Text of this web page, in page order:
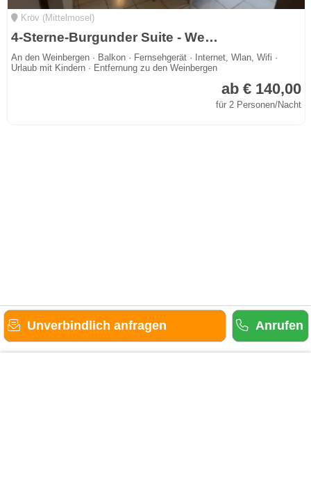
Kröv (Mittelmosel)
4-Sterne-Burgunder Suite - Weingut Knodt-Trossen
An den Weinbergen · Balkon · Fernsehgerät · Internet, Wlan, Wifi ·
Urlaub mit Kindern · Entfernung zu den Weinbergen
ab € 140,00
für 2 Personen/Nacht
Unverbindlich anfragen Anrufen